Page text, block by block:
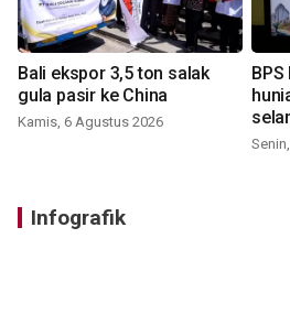
Bali ekspor 3,5 ton salak
gula pasir ke China
Kamis, 6 Agustus 2026
Infografik